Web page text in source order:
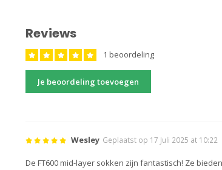
Reviews
1 beoordeling
Je beoordeling toevoegen
Wesley Geplaatst op 17 Juli 2025 at 10:22
De FT600 mid-layer sokken zijn fantastisch! Ze